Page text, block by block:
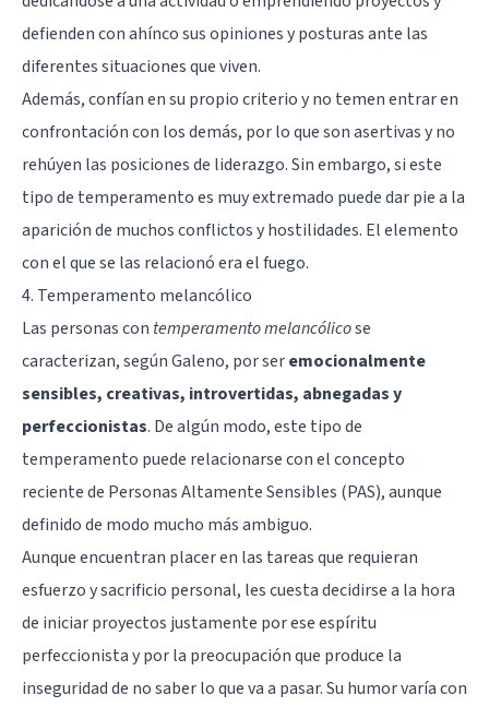
defienden con ahínco sus opiniones y posturas ante las
diferentes situaciones que viven.
Además, confían en su propio criterio y no temen entrar en
confrontación con los demás, por lo que son asertivas y no
rehúyen las posiciones de liderazgo. Sin embargo, si este
tipo de temperamento es muy extremado puede dar pie a la
aparición de muchos conflictos y hostilidades. El elemento
con el que se las relacionó era el fuego.
4. Temperamento melancólico
Las personas con temperamento melancólicose
caracterizan, según Galeno, por seremocionalmente
sensibles, creativas, introvertidas, abnegadas y
perfeccionistas. De algún modo, este tipo de
temperamento puede relacionarse con el concepto
reciente de Personas Altamente Sensibles (PAS), aunque
definido de modo mucho más ambiguo.
Aunque encuentran placer en las tareas que requieran
esfuerzo y sacrificio personal, les cuesta decidirse a la hora
de iniciar proyectos justamente por eseespíritu
perfeccionistay por la preocupación que produce la
inseguridad de no saber lo que va a pasar. Su humor varía con